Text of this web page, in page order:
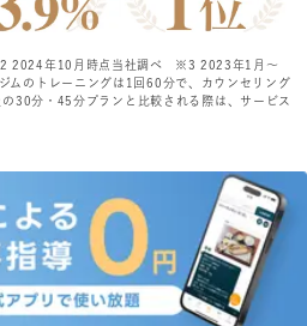
2024年10月時点当社調べ
※3 2023年1月〜
ムのトレーニングは1回60分で、カウンセリング
30分・45分プランと比較される際は、サービス